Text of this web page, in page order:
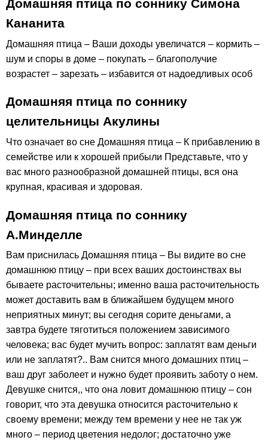
Домашняя птица по соннику Симона
Кананита
Домашняя птица – Ваши доходы увеличатся – кормить –
шум и споры в доме – покупать – благополучие
возрастет – зарезать – избавится от надоедливых особ
Домашняя птица по соннику
целительницы Акулины
Что означает во сне Домашняя птица – К прибавлению в
семействе или к хорошей прибыли Представьте, что у
вас много разнообразной домашней птицы, вся она
крупная, красивая и здоровая.
Домашняя птица по соннику
А.Минделле
Вам приснилась Домашняя птица – Вы видите во сне
домашнюю птицу – при всех ваших достоинствах вы
бываете расточительны; именно ваша расточительность
может доставить вам в ближайшем будущем много
неприятных минут; вы сегодня сорите деньгами, а
завтра будете тяготиться положением зависимого
человека; вас будет мучить вопрос: заплатят вам деньги
или не заплатят?.. Вам снится много домашних птиц –
ваш друг заболеет и нужно будет проявить заботу о нем.
Девушке снится,, что она ловит домашнюю птицу – сон
говорит, что эта девушка относится расточительно к
своему времени; между тем времени у нее не так уж
много – период цветения недолог; достаточно уже